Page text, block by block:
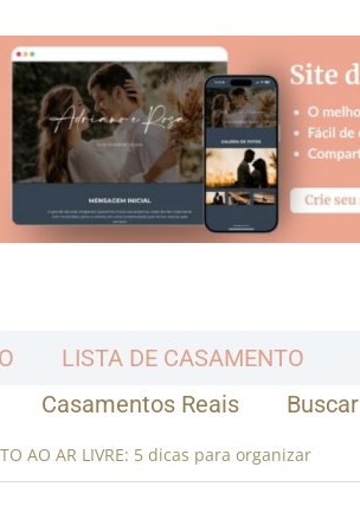
LISTA DE CASAMENTO
Casamentos Reais Buscar
AO AR LIVRE: 5 dicas para organizar